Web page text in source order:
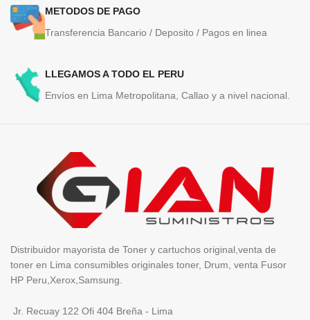
METODOS DE PAGO
Transferencia Bancario / Deposito / Pagos en linea
LLEGAMOS A TODO EL PERU
Envíos en Lima Metropolitana, Callao y a nivel nacional.
Distribuidor mayorista de Toner y cartuchos original,venta de
toner en Lima consumibles originales toner, Drum, venta Fusor
HP Peru,Xerox,Samsung.
Jr. Recuay 122 Ofi 404 Breña - Lima